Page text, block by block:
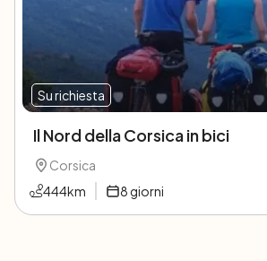
Su richiesta
Il Nord della Corsica in bici
Corsica
444km 8giorni